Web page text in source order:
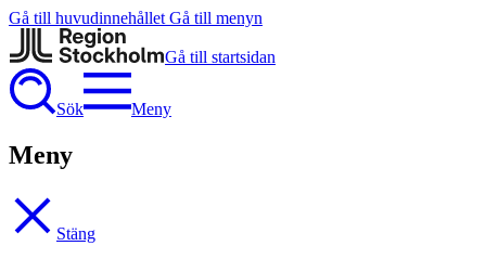
Gå till huvudinnehållet Gå till menyn
Gå till startsidan
Sök Meny
Meny
Stäng